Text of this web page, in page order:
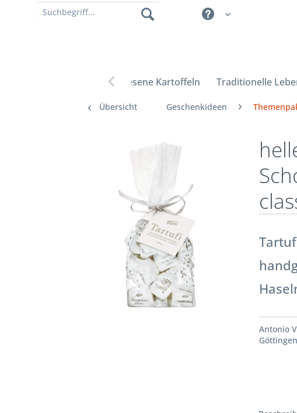
Erlesene Kartoffeln Traditionelle

Übersicht Geschenkideen
Antonio
Göttingen